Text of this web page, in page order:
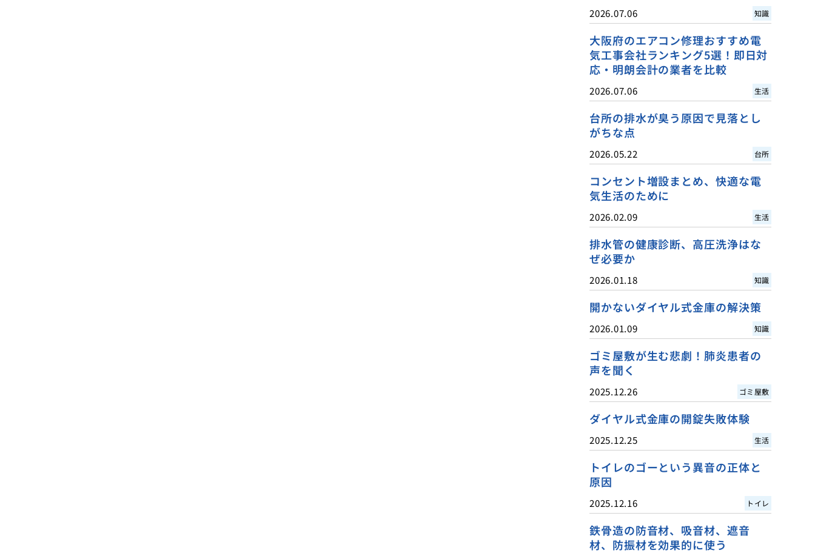
2026.07.06 知識
大阪府のエアコン修理おすすめ電
気工事会社ランキング5選！即日対
応・明朗会計の業者を比較
2026.07.06 生活
台所の排水が臭う原因で見落とし
がちな点
2026.05.22 台所
コンセント増設まとめ、快適な電
気生活のために
2026.02.09 生活
排水管の健康診断、高圧洗浄はな
ぜ必要か
2026.01.18 知識
開かないダイヤル式金庫の解決策
2026.01.09 知識
ゴミ屋敷が生む悲劇！肺炎患者の
声を聞く
2025.12.26 ゴミ屋敷
ダイヤル式金庫の開錠失敗体験
2025.12.25 生活
トイレのゴーという異音の正体と
原因
2025.12.16 トイレ
鉄骨造の防音材、吸音材、遮音
材、防振材を効果的に使う